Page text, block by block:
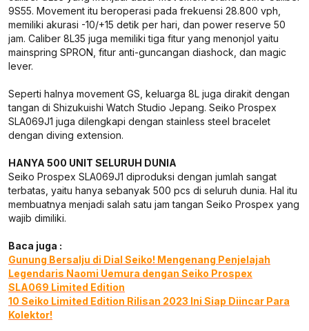
9S55. Movement itu beroperasi pada frekuensi 28.800 vph,
memiliki akurasi -10/+15 detik per hari, dan power reserve 50
jam. Caliber 8L35 juga memiliki tiga fitur yang menonjol yaitu
mainspring SPRON, fitur anti-guncangan diashock, dan magic
lever.
Seperti halnya movement GS, keluarga 8L juga dirakit dengan
tangan di Shizukuishi Watch Studio Jepang. Seiko Prospex
SLA069J1 juga dilengkapi dengan stainless steel bracelet
dengan diving extension.
HANYA 500 UNIT SELURUH DUNIA
Seiko Prospex SLA069J1 diproduksi dengan jumlah sangat
terbatas, yaitu hanya sebanyak 500 pcs di seluruh dunia. Hal itu
membuatnya menjadi salah satu jam tangan Seiko Prospex yang
wajib dimiliki.
Baca juga :
Gunung Bersalju di Dial Seiko! Mengenang Penjelajah
Legendaris Naomi Uemura dengan Seiko Prospex
SLA069 Limited Edition
10 Seiko Limited Edition Rilisan 2023 Ini Siap Diincar Para
Kolektor!